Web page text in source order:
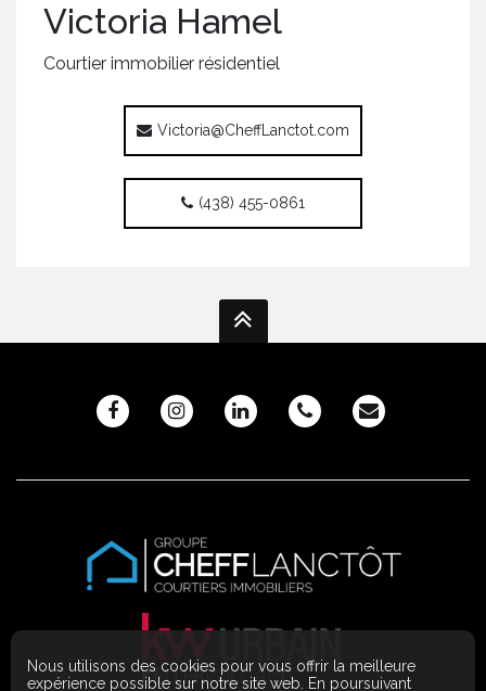
Victoria Hamel
Courtier immobilier résidentiel
Victoria@CheffLanctot.com
(438) 455-0861
Nous utilisons des cookies pour vous offrir la meilleure
expérience possible sur notre site web. En poursuivant